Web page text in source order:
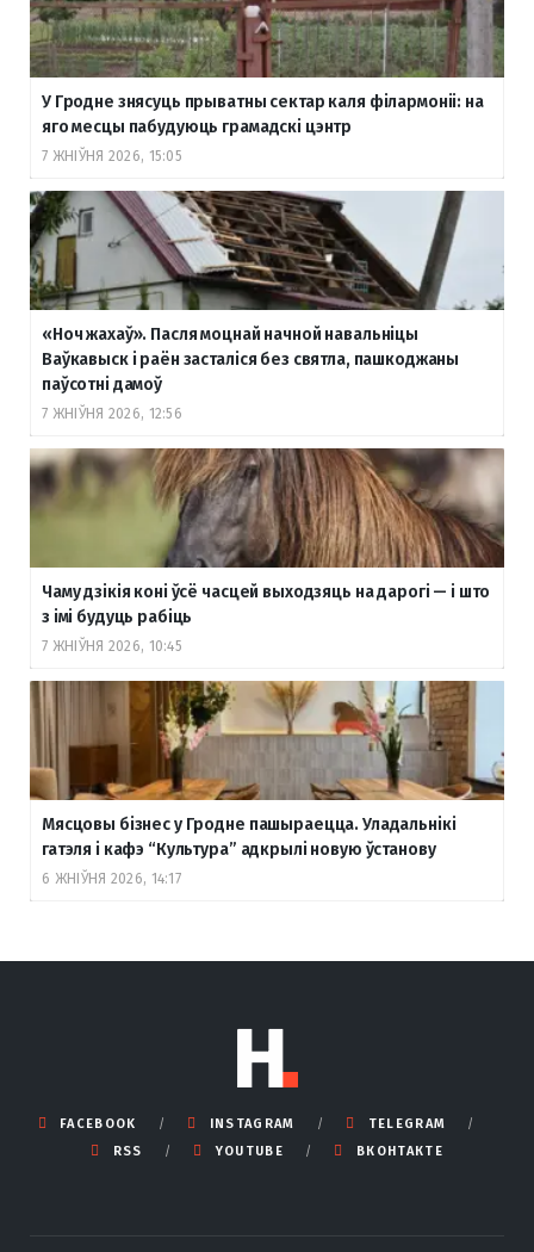
У Гродне знясуць прыватны сектар каля філармоніі: на
яго месцы пабудуюць грамадскі цэнтр
7 ЖНІЎНЯ 2026, 15:05
«Ноч жахаў». Пасля моцнай начной навальніцы
Ваўкавыск і раён засталіся без святла, пашкоджаны
паўсотні дамоў
7 ЖНІЎНЯ 2026, 12:56
Чаму дзікія коні ўсё часцей выходзяць на дарогі — і што
з імі будуць рабіць
7 ЖНІЎНЯ 2026, 10:45
Мясцовы бізнес у Гродне пашыраецца. Уладальнікі
гатэля і кафэ “Культура” адкрылі новую ўстанову
6 ЖНІЎНЯ 2026, 14:17
FACEBOOK INSTAGRAM
TELEGRAM
RSS
YOUTUBE ВКОНТАКТЕ